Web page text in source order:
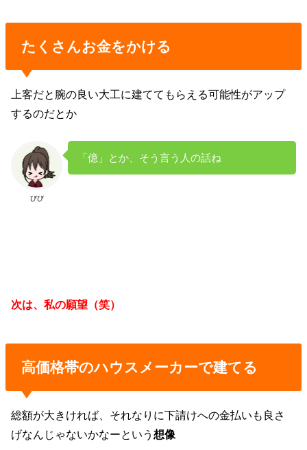
たくさんお金をかける
上客だと腕の良い大工に建ててもらえる可能性がアップ
するのだとか
びび
「億」とか、そう言う人の話ね
次は、私の願望（笑）
高価格帯のハウスメーカーで建てる
総額が大きければ、それなりに下請けへの金払いも良さ
げなんじゃないかなーという想像